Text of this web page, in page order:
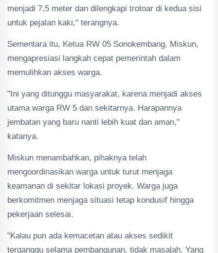
menjadi 7,5 meter dan dilengkapi trotoar di kedua sisi
untuk pejalan kaki," terangnya.
Sementara itu, Ketua RW 05 Sonokembang, Miskun,
mengapresiasi langkah cepat pemerintah dalam
memulihkan akses warga.
"Ini yang ditunggu masyarakat, karena menjadi akses
utama warga RW 5 dan sekitarnya. Harapannya
jembatan yang baru nanti lebih kuat dan aman,"
katanya.
Miskun menambahkan, pihaknya telah
mengoordinasikan warga untuk turut menjaga
keamanan di sekitar lokasi proyek. Warga juga
berkomitmen menjaga situasi tetap kondusif hingga
pekerjaan selesai.
"Kalau pun ada kemacetan atau akses sedikit
terganggu selama pembangunan, tidak masalah. Yang